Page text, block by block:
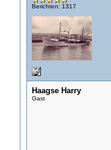
Berichten: 1317
Haagse Harry
Gast